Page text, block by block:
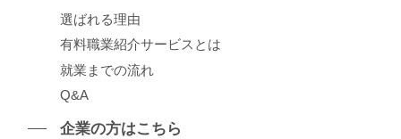
選ばれる理由
有料職業紹介サービスとは
就業までの流れ
Q&A
企業の⽅はこちら